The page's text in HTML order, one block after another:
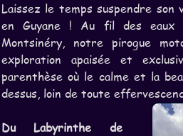
Laissez le temps suspendre
en Guyane ! Au fil des eaux
Montsinéry, notre pirogue
exploration apaisée et
parenthèse où le calme et la
dessus, loin de toute
Du Labyrinthe de